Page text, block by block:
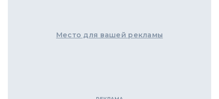
Место для вашей рекламы